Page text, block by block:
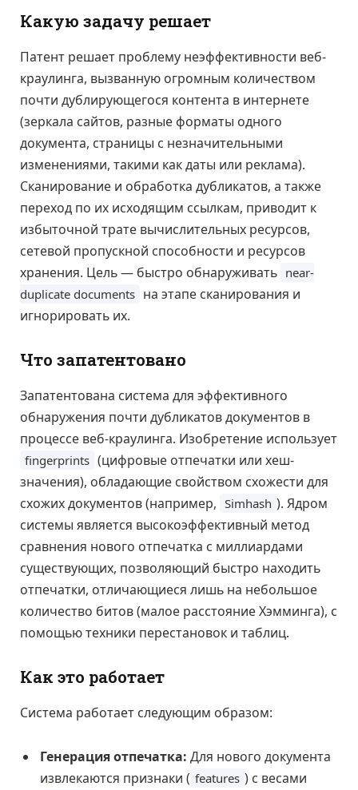
Какую задачу решает
Патент решает проблему неэффективности веб-
краулинга, вызванную огромным количеством
почти дублирующегося контента в интернете
(зеркала сайтов, разные форматы одного
документа, страницы с незначительными
изменениями, такими как даты или реклама).
Сканирование и обработка дубликатов, а также
переход по их исходящим ссылкам, приводит к
избыточной трате вычислительных ресурсов,
сетевой пропускной способности и ресурсов
хранения. Цель — быстро обнаруживать near-
duplicate documents на этапе сканирования и
игнорировать их.
Что запатентовано
Запатентована система для эффективного
обнаружения почти дубликатов документов в
процессе веб-краулинга. Изобретение использует
fingerprints (цифровые отпечатки или хеш-
значения), обладающие свойством схожести для
схожих документов (например, Simhash ). Ядром
системы является высокоэффективный метод
сравнения нового отпечатка с миллиардами
существующих, позволяющий быстро находить
отпечатки, отличающиеся лишь на небольшое
количество битов (малое расстояние Хэмминга), с
помощью техники перестановок и таблиц.
Как это работает
Система работает следующим образом:
Генерация отпечатка: Для нового документа
извлекаются признаки ( features ) с весами